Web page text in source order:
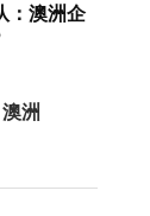
：澳洲企
洲